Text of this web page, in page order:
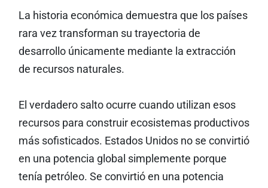
La historia económica demuestra que los países
rara vez transforman su trayectoria de
desarrollo únicamente mediante la extracción
de recursos naturales.
El verdadero salto ocurre cuando utilizan esos
recursos para construir ecosistemas productivos
más sofisticados. Estados Unidos no se convirtió
en una potencia global simplemente porque
tenía petróleo. Se convirtió en una potencia